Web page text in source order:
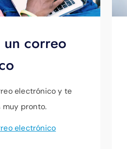
un correo
electrónico y te
muy pronto.
electrónico